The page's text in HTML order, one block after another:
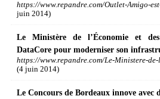
https://www.repandre.com/Outlet-Amigo-
juin 2014)
Le Ministère de l’Économie et
DataCore pour moderniser son
https://www.repandre.com/Le-Ministere-
(4 juin 2014)
Le Concours de Bordeaux innove avec